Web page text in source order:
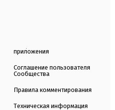
приложения
Соглашение пользователя
Сообщества
Правила комментирования
Техническая информация